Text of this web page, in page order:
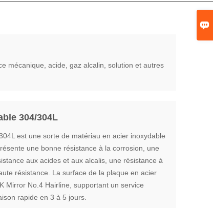

mécanique, acide, gaz alcalin, solution et autres
304/304L
est une sorte de matériau en acier inoxydable
une bonne résistance à la corrosion, une
aux acides et aux alcalis, une résistance à
résistance. La surface de la plaque en acier
Mirror No.4 Hairline, supportant un service
rapide en 3 à 5 jours.